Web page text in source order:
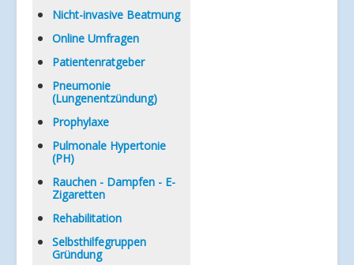
Nicht-invasive Beatmung
Online Umfragen
Patientenratgeber
Pneumonie
(Lungenentzündung)
Prophylaxe
Pulmonale Hypertonie
(PH)
Rauchen - Dampfen - E-
Zigaretten
Rehabilitation
Selbsthilfegruppen
Gründung